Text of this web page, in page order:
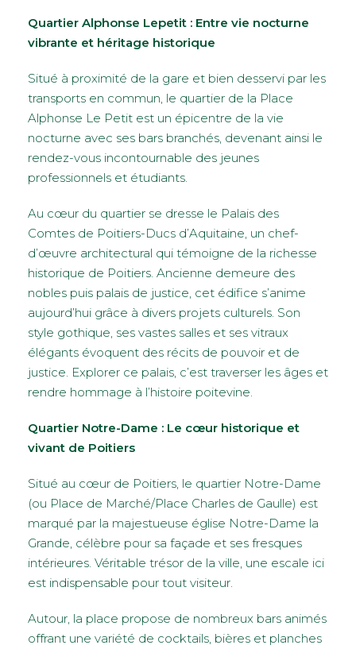
Quartier Alphonse Lepetit : Entre vie nocturne
vibrante et héritage historique
Situé à proximité de la gare et bien desservi par les
transports en commun, le quartier de la Place
Alphonse Le Petit est un épicentre de la vie
nocturne avec ses bars branchés, devenant ainsi le
rendez-vous incontournable des jeunes
professionnels et étudiants.
Au cœur du quartier se dresse le Palais des
Comtes de Poitiers-Ducs d’Aquitaine, un chef-
d’œuvre architectural qui témoigne de la richesse
historique de Poitiers. Ancienne demeure des
nobles puis palais de justice, cet édifice s’anime
aujourd’hui grâce à divers projets culturels. Son
style gothique, ses vastes salles et ses vitraux
élégants évoquent des récits de pouvoir et de
justice. Explorer ce palais, c’est traverser les âges et
rendre hommage à l’histoire poitevine.
Quartier Notre-Dame : Le cœur historique et
vivant de Poitiers
Situé au cœur de Poitiers, le quartier Notre-Dame
(ou Place de Marché/Place Charles de Gaulle) est
marqué par la majestueuse église Notre-Dame la
Grande, célèbre pour sa façade et ses fresques
intérieures. Véritable trésor de la ville, une escale ici
est indispensable pour tout visiteur.
Autour, la place propose de nombreux bars animés
offrant une variété de cocktails, bières et planches